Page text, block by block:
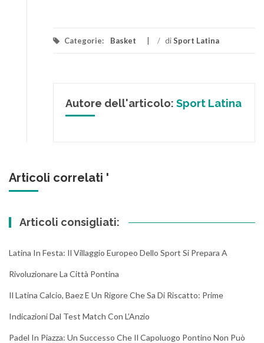
Categorie: Basket / diSport Latina
Autore dell'articolo: Sport Latina
Articoli correlati '
Articoli consigliati:
Latina In Festa: Il Villaggio Europeo Dello Sport Si Prepara A
Rivoluzionare La Città Pontina
Il Latina Calcio, Baez E Un Rigore Che Sa Di Riscatto: Prime
Indicazioni Dal Test Match Con L’Anzio
Padel In Piazza: Un Successo Che Il Capoluogo Pontino Non Può